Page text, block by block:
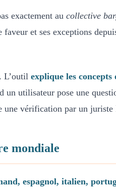
exactement au collective
et ses exceptions
L’outil explique les
utilisateur pose une
une vérification par un juriste
mondiale
espagnol, italien,